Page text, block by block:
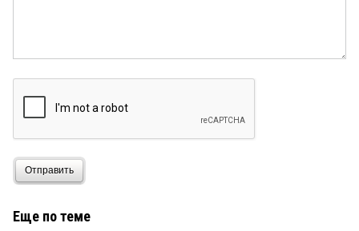
бесполезными, а под конец смешными.» —
НоэльГлядя на безграничную наглость
доморошенных казнокрадов и мздоимцов, всё
методы борьбы с коррупцией должны быть
заимствованы из опыта других государств. К
грозит от 10 лет тюрьмы до пожизненного срока
Отправить
Еще по теме